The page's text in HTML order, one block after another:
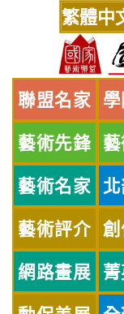
繁體中
聯盟名家
藝術先鋒
藝術名家
藝術評介
網路畫展